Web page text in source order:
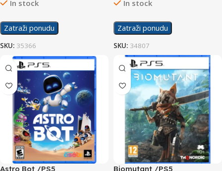
In stock
Zatraži ponudu
SKU: 35366
In stock
Zatraži ponudu
SKU: 34807
Astro Bot /PS5 Biomutant /PS5